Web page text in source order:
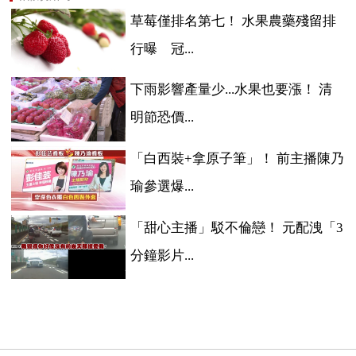
草莓僅排名第七！ 水果農藥殘留排
行曝 冠...
下雨影響產量少...水果也要漲！ 清
明節恐價...
「白西裝+拿原子筆」！ 前主播陳乃
瑜參選爆...
「甜心主播」駁不倫戀！ 元配洩「3
分鐘影片...